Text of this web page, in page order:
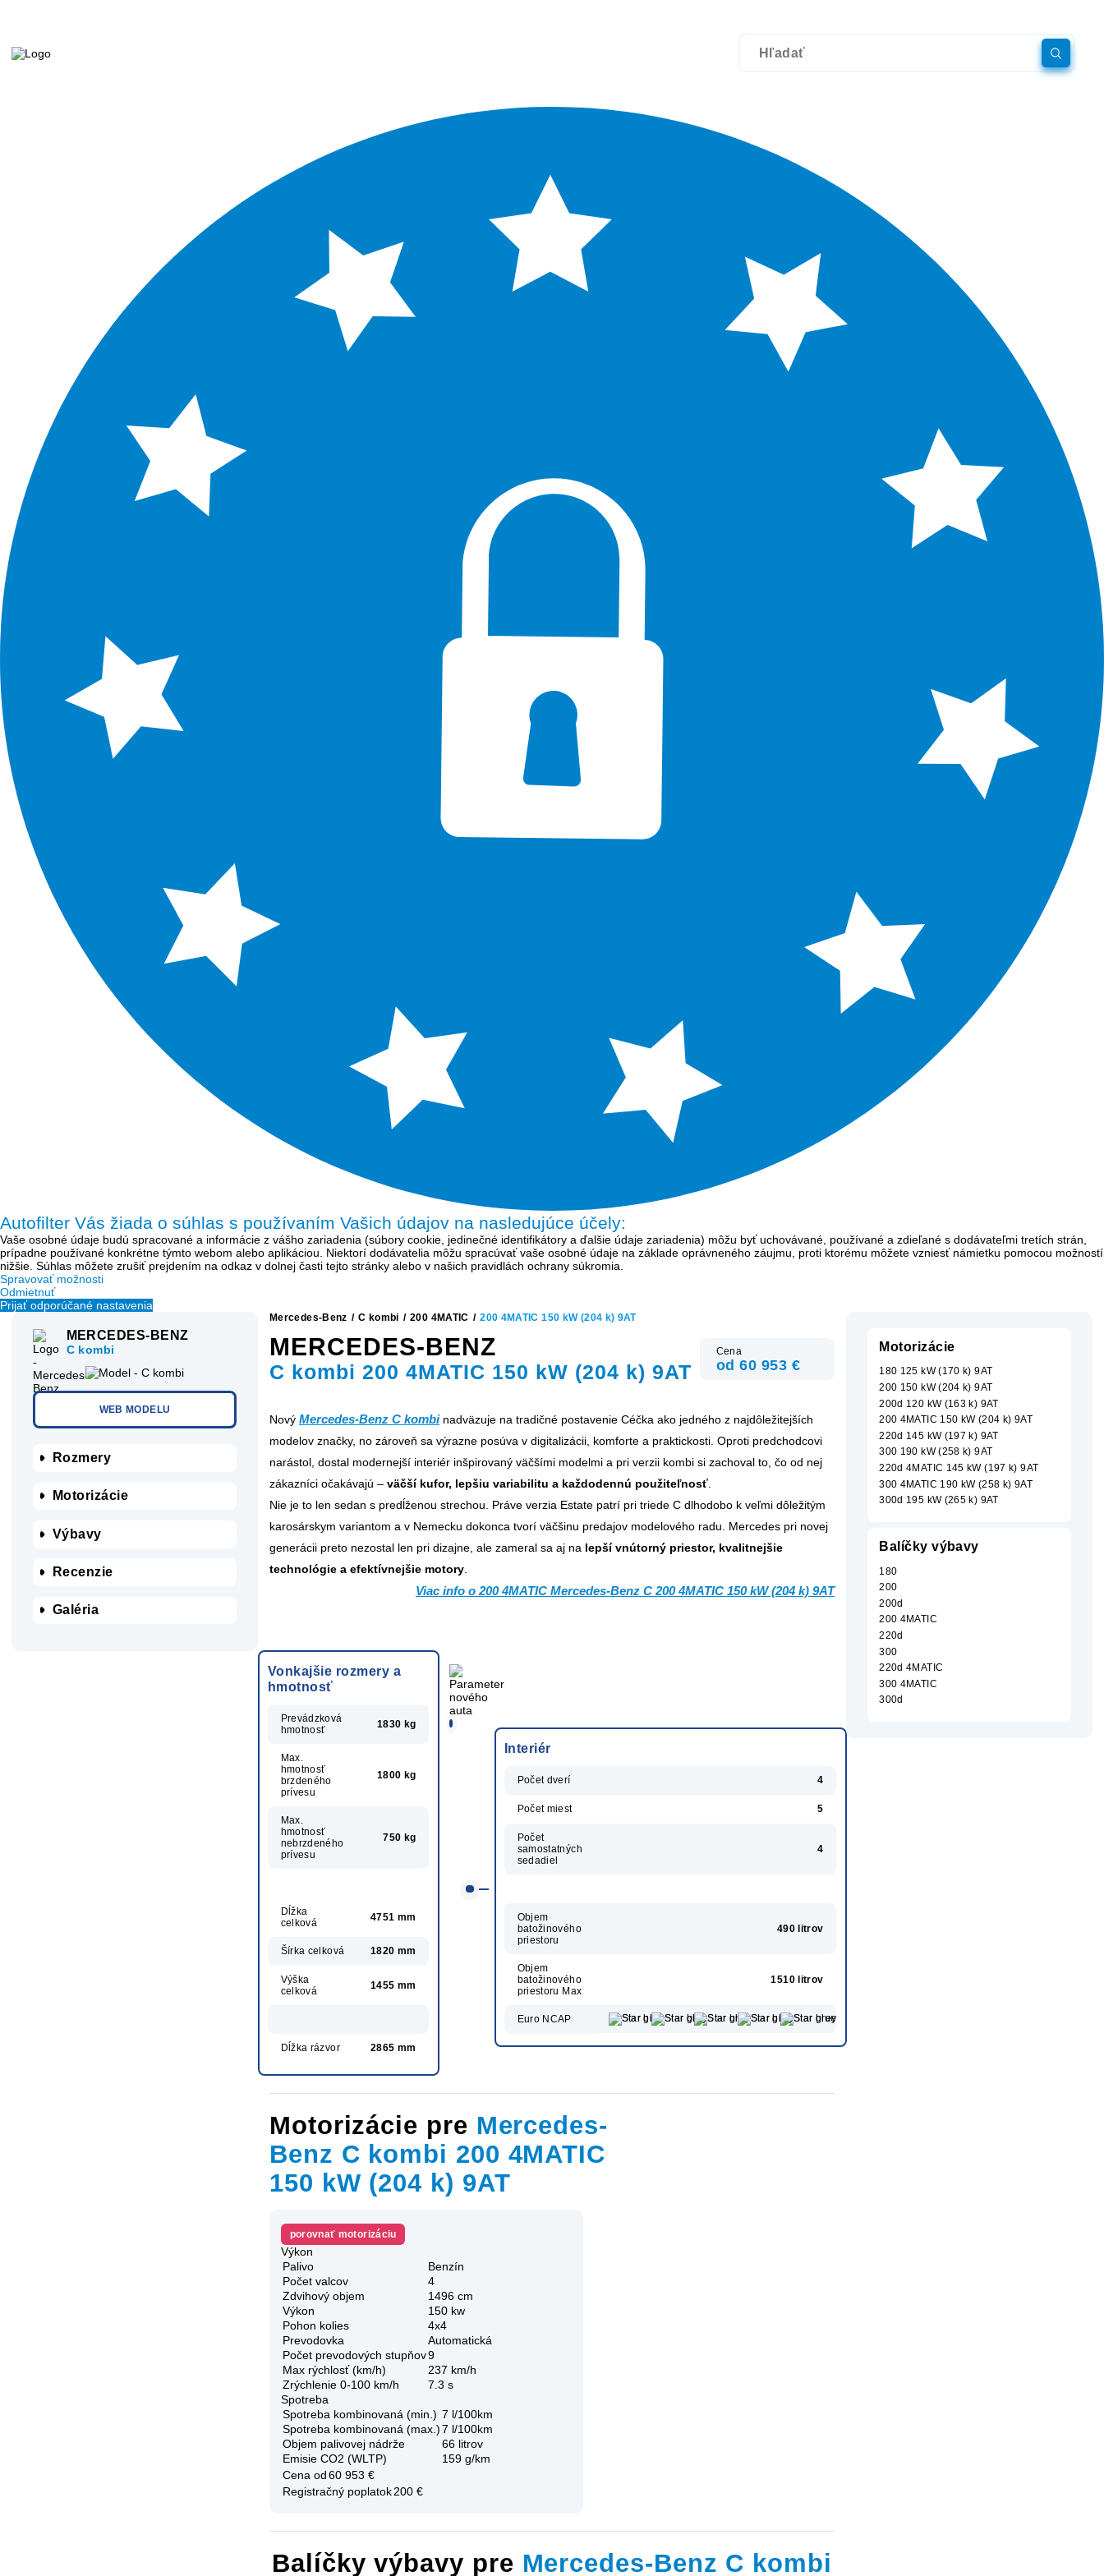
Autofilter Vás žiada o súhlas s používaním Vašich údajov na nasledujúce účely:
Vaše osobné údaje budú spracované a informácie z vášho zariadenia (súbory cookie, jedinečné identifikátory a ďalšie údaje zariadenia) môžu byť uchovávané, používané a zdieľané s dodávateľmi tretích strán,
prípadne používané konkrétne týmto webom alebo aplikáciou. Niektorí dodávatelia môžu spracúvať vaše osobné údaje na základe oprávneného záujmu, proti ktorému môžete vzniesť námietku pomocou možností
nižšie. Súhlas môžete zrušiť prejdením na odkaz v dolnej časti tejto stránky alebo v našich pravidlách ochrany súkromia.
Spravovať možnosti
Odmietnuť
Prijať odporúčané nastavenia
MERCEDES-BENZ
C kombi
WEB MODELU
Rozmery
Motorizácie
Výbavy
Recenzie
Galéria
Mercedes-Benz / C kombi / 200 4MATIC / 200 4MATIC 150 kW (204 k) 9AT
MERCEDES-BENZ
C kombi 200 4MATIC 150 kW (204 k) 9AT
Cena
od 60 953 €
Nový Mercedes-Benz C kombinadväzuje na tradičné postavenie Céčka ako jedného z najdôležitejších
modelov značky, no zároveň sa výrazne posúva v digitalizácii, komforte a praktickosti. Oproti predchodcovi
narástol, dostal modernejší interiér inšpirovaný väčšími modelmi a pri verzii kombi si zachoval to, čo od nej
zákazníci očakávajú – väčší kufor, lepšiu variabilitu a každodennú použiteľnosť
Nie je to len sedan s predĺženou strechou. Práve verzia Estate patrí pri triede C dlhodobo k veľmi dôležitým
karosárskym variantom a v Nemecku dokonca tvorí väčšinu predajov modelového radu. Mercedes pri novej
generácii preto nezostal len pri dizajne, ale zameral sa aj na lepší vnútorný priestor, kvalitnejšie
technológie a efektívnejšie motory
Viac info o 200 4MATIC Mercedes-Benz C 200 4MATIC 150 kW (204 k) 9AT
Vonkajšie rozmery a
hmotnosť
Prevádzková
hmotnosť
1830 kg
Max.
hmotnosť
brzdeného
prívesu
1800 kg
Max.
hmotnosť
nebrzdeného
prívesu
750 kg
Dĺžka
celková
4751 mm
Šírka celková 1820 mm
Výška
celková
1455 mm
Dĺžka rázvor 2865 mm
Interiér
Počet dverí 4
Počet miest 5
Počet
samostatných
sedadiel
4
Objem
batožinového
priestoru
490 litrov
Objem
batožinového
priestoru Max
1510 litrov
Euro NCAP
Motorizácie pre Mercedes-
Benz C kombi 200 4MATIC
150 kW (204 k) 9AT
porovnať motorizáciu
Výkon
Palivo
Benzín
Počet valcov
4
Zdvihový objem
1496 cm
Výkon
150 kw
Pohon kolies
4x4
Prevodovka
Automatická
Počet prevodových stupňov9
Max rýchlosť (km/h)
237 km/h
Zrýchlenie 0-100 km/h
7.3 s
Spotreba
Spotreba kombinovaná (min.) 7 l/100km
Spotreba kombinovaná (max.)7 l/100km
Objem palivovej nádrže
66 litrov
Emisie CO2 (WLTP)
159 g/km
Cena od60 953 €
Registračný poplatok200 €
Balíčky výbavy pre Mercedes-Benz C kombi
Motorizácie
180 125 kW (170 k) 9AT
200 150 kW (204 k) 9AT
200d 120 kW (163 k) 9AT
200 4MATIC 150 kW (204 k) 9AT
220d 145 kW (197 k) 9AT
300 190 kW (258 k) 9AT
220d 4MATIC 145 kW (197 k) 9AT
300 4MATIC 190 kW (258 k) 9AT
300d 195 kW (265 k) 9AT
Balíčky výbavy
180
200
200d
200 4MATIC
220d
300
220d 4MATIC
300 4MATIC
300d